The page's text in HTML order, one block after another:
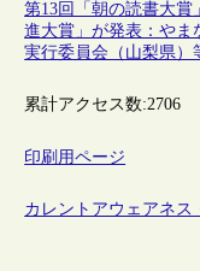
第13回「朝の読書大賞
進大賞」が発表：やま
実行委員会（山梨県）
累計アクセス数:2706
印刷用ページ
カレントアウェアネス